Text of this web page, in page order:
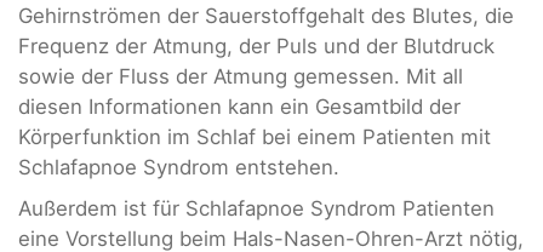
Gehirnströmen der Sauerstoffgehalt des Blutes, die
Frequenz der Atmung, der Puls und der Blutdruck
sowie der Fluss der Atmung gemessen. Mit all
diesen Informationen kann ein Gesamtbild der
Körperfunktion im Schlaf bei einem Patienten mit
Schlafapnoe Syndrom entstehen.
Außerdem ist für Schlafapnoe Syndrom Patienten
eine Vorstellung beim Hals-Nasen-Ohren-Arzt nötig,